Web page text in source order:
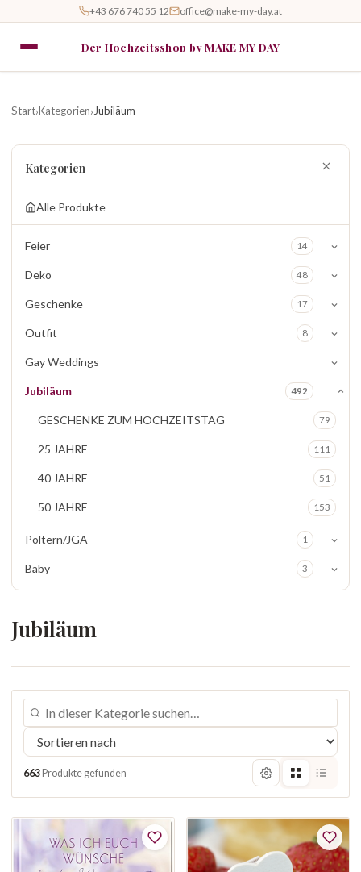
+43 676 740 55 12 office@make-my-day.at
Der Hochzeitsshop by MAKE MY DAY
Start›Kategorien› Jubiläum
Kategorien
Alle Produkte
Feier 14
Deko 48
Geschenke 17
Outfit 8
Gay Weddings
Jubiläum 492
GESCHENKE ZUM HOCHZEITSTAG 79
25 JAHRE 111
40 JAHRE 51
50 JAHRE 153
Poltern/JGA 1
Baby 3
Jubiläum
663 Produkte gefunden